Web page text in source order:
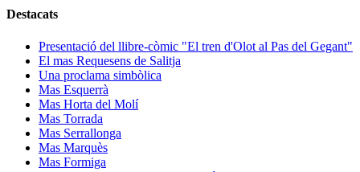
Destacats
Presentació del llibre-còmic "El tren d'Olot al Pas del Gegant"
El mas Requesens de Salitja
Una proclama simbòlica
Mas Esquerrà
Mas Horta del Molí
Mas Torrada
Mas Serrallonga
Mas Marquès
Mas Formiga